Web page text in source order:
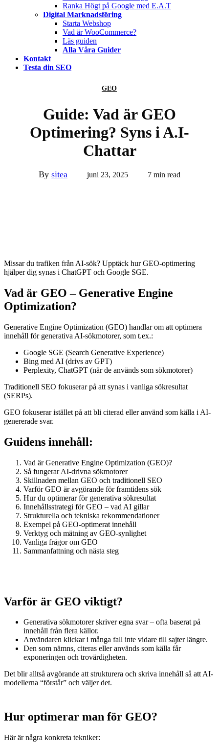
Ranka Högt på Google med E.A.T
Digital Marknadsföring
Starta Webshop
Vad är WooCommerce?
Läs guiden
Alla Våra Guider
Kontakt
Testa din SEO
GEO
Guide: Vad är GEO
Optimering? Syns i A.I-
Chattar
By sitea juni 23, 2025 7 min read
Missar du trafiken från AI-sök? Upptäck hur GEO-optimering
hjälper dig synas i ChatGPT och Google SGE.
Vad är GEO – Generative Engine
Optimization?
Generative Engine Optimization (GEO) handlar om att optimera
innehåll för generativa AI-sökmotorer, som t.ex.:
Google SGE (Search Generative Experience)
Bing med AI (drivs av GPT)
Perplexity, ChatGPT (när de används som sökmotorer)
Traditionell SEO fokuserar på att synas i vanliga sökresultat
(SERPs).
GEO fokuserar istället på att bli citerad eller använd som källa i AI-
genererade svar.
Guidens innehåll:
Vad är Generative Engine Optimization (GEO)?
Så fungerar AI-drivna sökmotorer
Skillnaden mellan GEO och traditionell SEO
Varför GEO är avgörande för framtidens sök
Hur du optimerar för generativa sökresultat
Innehållsstrategi för GEO – vad AI gillar
Strukturella och tekniska rekommendationer
Exempel på GEO-optimerat innehåll
Verktyg och mätning av GEO-synlighet
Vanliga frågor om GEO
Sammanfattning och nästa steg
Varför är GEO viktigt?
Generativa sökmotorer skriver egna svar – ofta baserat på
innehåll från flera källor.
Användaren klickar i många fall inte vidare till sajter längre.
Den som nämns, citeras eller används som källa får
exponeringen och trovärdigheten.
Det blir alltså avgörande att strukturera och skriva innehåll så att AI-
modellerna “förstår” och väljer det.
Hur optimerar man för GEO?
Här är några konkreta tekniker: